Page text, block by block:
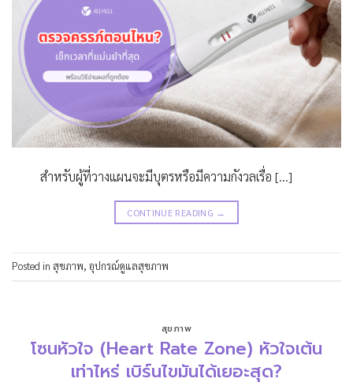
สำหรับผู้ที่วางแผนจะมีบุตรหรือมีความกังวลเรื่อ […]
CONTINUE READING →
Posted in สุขภาพ, อุปกรณ์ดูแลสุขภาพ
สุขภาพ
โซนหัวใจ (Heart Rate Zone) หัวใจเต้น
เท่าไหร่ เบิร์นไขมันได้เยอะสุด?